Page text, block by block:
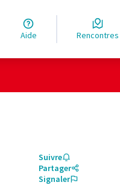
Aide Rencontres
Suivre
Partager
Signaler